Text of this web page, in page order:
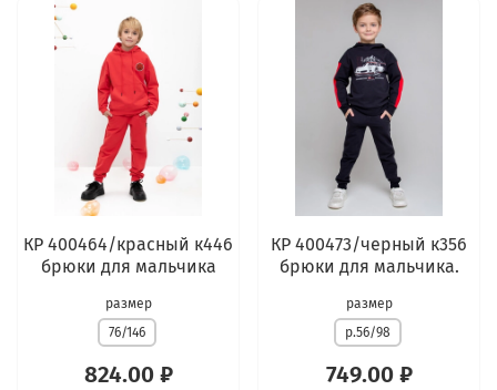
КР 400464/красный к446
брюки для мальчика
размер
76/146
824.00 ₽
КР 400473/черный к356
брюки для мальчика.
размер
р.56/98
749.00 ₽